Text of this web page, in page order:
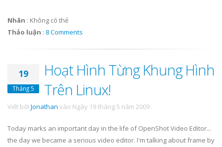
Nhãn : Không có thẻ
Thảo luận : 8 Comments
19
Tháng 5
Hoạt Hình Từng Khung Hình
Trên Linux!
Viết bởi Jonathan vào Ngày 19 tháng 5 năm 2009 .
Today marks an important day in the life of OpenShot Video Editor...
the day we became a serious video editor. I'm talking about frame by